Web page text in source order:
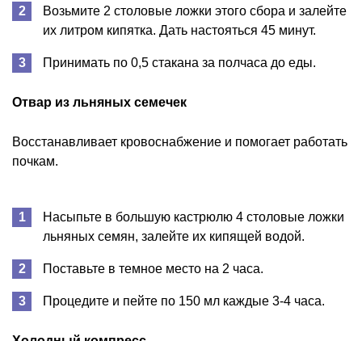
Возьмите 2 столовые ложки этого сбора и залейте
их литром кипятка. Дать настояться 45 минут.
Принимать по 0,5 стакана за полчаса до еды.
Отвар из льняных семечек
Восстанавливает кровоснабжение и помогает работать
почкам.
Насыпьте в большую кастрюлю 4 столовые ложки
льняных семян, залейте их кипящей водой.
Поставьте в темное место на 2 часа.
Процедите и пейте по 150 мл каждые 3-4 часа.